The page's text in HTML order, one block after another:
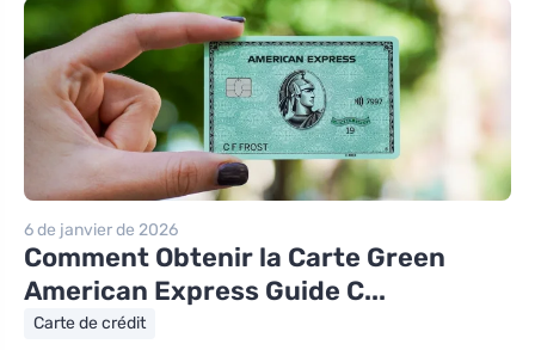
6 de janvier de 2026
Comment Obtenir la Carte Green
American Express Guide C...
Carte de crédit